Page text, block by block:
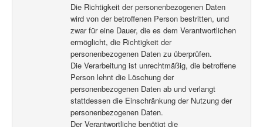
Die Richtigkeit der personenbezogenen Daten
wird von der betroffenen Person bestritten, und
zwar für eine Dauer, die es dem Verantwortlichen
ermöglicht, die Richtigkeit der
personenbezogenen Daten zu überprüfen.
Die Verarbeitung ist unrechtmäßig, die betroffene
Person lehnt die Löschung der
personenbezogenen Daten ab und verlangt
stattdessen die Einschränkung der Nutzung der
personenbezogenen Daten.
Der Verantwortliche benötigt die